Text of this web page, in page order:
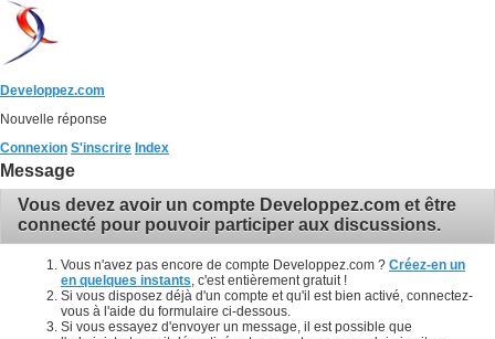
Developpez.com
Nouvelle réponse
Connexion S'inscrire Index
Message
Vous devez avoir un compte Developpez.com et être
connecté pour pouvoir participer aux discussions.
Vous n'avez pas encore de compte Developpez.com ? Créez-en un
en quelques instants , c'est entièrement gratuit !
Si vous disposez déjà d'un compte et qu'il est bien activé, connectez-
vous à l'aide du formulaire ci-dessous.
Si vous essayez d'envoyer un message, il est possible que